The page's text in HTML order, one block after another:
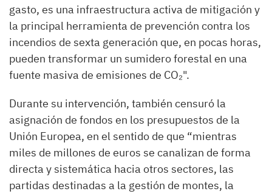
gasto, es una infraestructura activa de mitigación y
la principal herramienta de prevención contra los
incendios de sexta generación que, en pocas horas,
pueden transformar un sumidero forestal en una
fuente masiva de emisiones de CO₂".
Durante su intervención, también censuró la
asignación de fondos en los presupuestos de la
Unión Europea, en el sentido de que “mientras
miles de millones de euros se canalizan de forma
directa y sistemática hacia otros sectores, las
partidas destinadas a la gestión de montes, la